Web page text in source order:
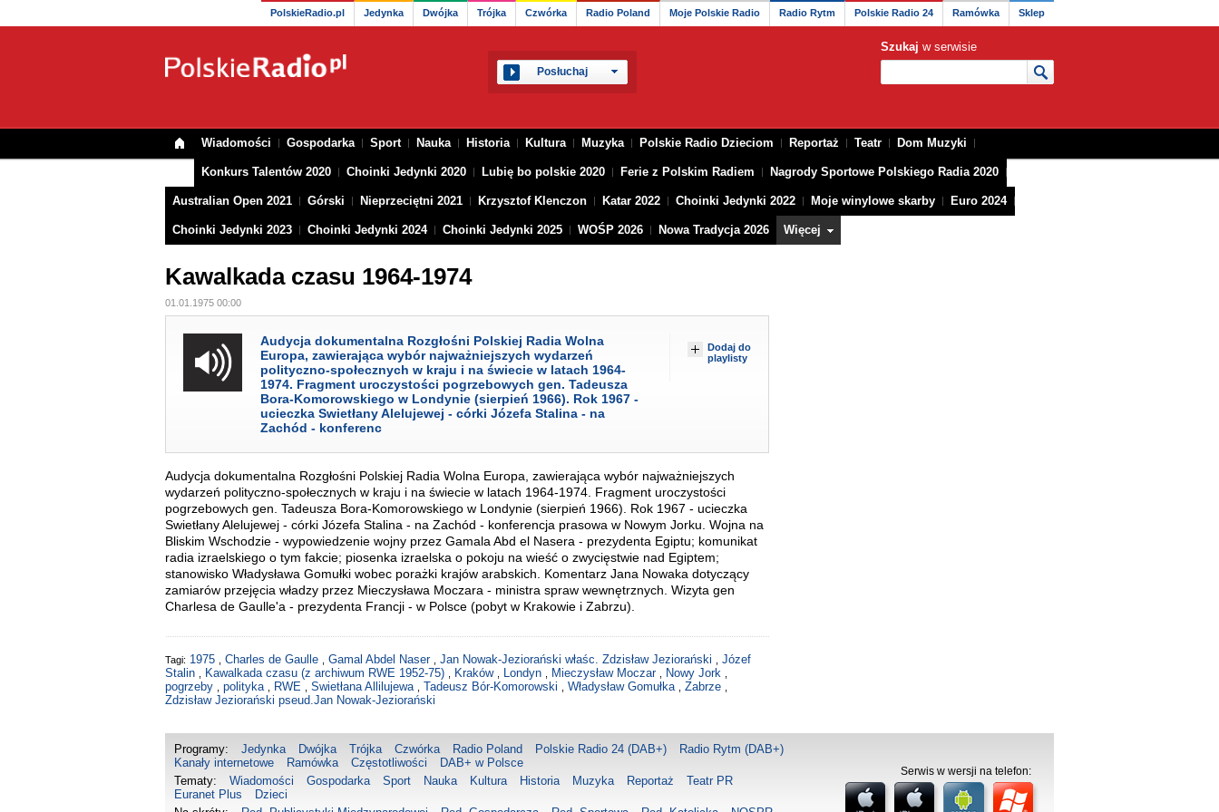
PolskieRadio.pl Jedynka Dwójka Trójka Czwórka Radio Poland Moje Polskie Radio Radio Rytm Polskie Radio 24 Ramówka Sklep
Posłuchaj
Szukaj w serwisie
Wiadomości Gospodarka Sport Nauka Historia Kultura Muzyka Polskie Radio Dzieciom Reportaż Teatr Dom Muzyki
Konkurs Talentów 2020 Choinki Jedynki 2020 Lubię bo polskie 2020 Ferie z Polskim Radiem Nagrody Sportowe Polskiego Radia 2020
Australian Open 2021 Górski Nieprzeciętni 2021 Krzysztof Klenczon Katar 2022 Choinki Jedynki 2022 Moje winylowe skarby Euro 2024
Choinki Jedynki 2023 Choinki Jedynki 2024 Choinki Jedynki 2025 WOŚP 2026 Nowa Tradycja 2026 Więcej
Kawalkada czasu 1964-1974
01.01.1975 00:00
Audycja dokumentalna Rozgłośni Polskiej Radia Wolna
Europa, zawierająca wybór najważniejszych wydarzeń
polityczno-społecznych w kraju i na świecie w latach 1964-
1974. Fragment uroczystości pogrzebowych gen. Tadeusza
Bora-Komorowskiego w Londynie (sierpień 1966). Rok 1967 -
ucieczka Swietłany Alelujewej - córki Józefa Stalina - na
Zachód - konferenc
Dodaj do
playlisty
Audycja dokumentalna Rozgłośni Polskiej Radia Wolna Europa, zawierająca wybór najważniejszych
wydarzeń polityczno-społecznych w kraju i na świecie w latach 1964-1974. Fragment uroczystości
pogrzebowych gen. Tadeusza Bora-Komorowskiego w Londynie (sierpień 1966). Rok 1967 - ucieczka
Swietłany Alelujewej - córki Józefa Stalina - na Zachód - konferencja prasowa w Nowym Jorku. Wojna na
Bliskim Wschodzie - wypowiedzenie wojny przez Gamala Abd el Nasera - prezydenta Egiptu; komunikat
radia izraelskiego o tym fakcie; piosenka izraelska o pokoju na wieść o zwycięstwie nad Egiptem;
stanowisko Władysława Gomułki wobec porażki krajów arabskich. Komentarz Jana Nowaka dotyczący
zamiarów przejęcia władzy przez Mieczysława Moczara - ministra spraw wewnętrznych. Wizyta gen
Charlesa de Gaulle'a - prezydenta Francji - w Polsce (pobyt w Krakowie i Zabrzu).
Tagi: 1975 Charles de Gaulle Gamal Abdel Naser Jan Nowak-Jeziorański właśc. Zdzisław Jeziorański
Józef
Stalin
Kawalkada czasu (z archiwum RWE 1952-75) Kraków Londyn Mieczysław Moczar Nowy Jork
pogrzeby polityka RWE Swietłana Allilujewa Tadeusz Bór-Komorowski Władysław Gomułka Zabrze
Zdzisław Jeziorański pseud.Jan Nowak-Jeziorański
Serwis w wersji na telefon:
Programy: Jedynka Dwójka Trójka Czwórka Radio Poland Polskie Radio 24 (DAB+)
Radio Rytm (DAB+)
Kanały internetowe
Ramówka Częstotliwości
DAB+ w Polsce
Tematy:
Wiadomości Gospodarka Sport Nauka Kultura Historia Muzyka Reportaż
Teatr PR
Euranet Plus
Dzieci